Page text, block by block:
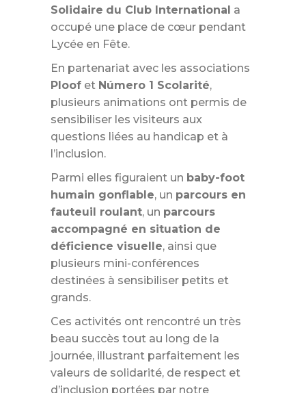
Solidaire du Club International a
occupé une place de cœur pendant
Lycée en Fête.
En partenariat avec les associations
Ploof et Número 1 Scolarité,
plusieurs animations ont permis de
sensibiliser les visiteurs aux
questions liées au handicap et à
l’inclusion.
Parmi elles figuraient un baby-foot
humain gonflable, un parcours en
fauteuil roulant, un parcours
accompagné en situation de
déficience visuelle, ainsi que
plusieurs mini-conférences
destinées à sensibiliser petits et
grands.
Ces activités ont rencontré un très
beau succès tout au long de la
journée, illustrant parfaitement les
valeurs de solidarité, de respect et
d’inclusion portées par notre